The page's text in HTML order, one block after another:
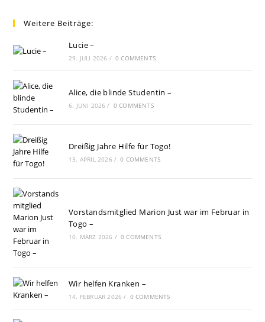
Weitere Beiträge:
Lucie –
29. JULI 2026 / 0 COMMENTS
Alice, die blinde Studentin –
6. JUNI 2026 / 0 COMMENTS
Dreißig Jahre Hilfe für Togo!
13. APRIL 2026 / 0 COMMENTS
Vorstandsmitglied Marion Just war im Februar in
Togo –
10. MÄRZ 2026 / 0 COMMENTS
Wir helfen Kranken –
14. FEBRUAR 2026 / 0 COMMENTS